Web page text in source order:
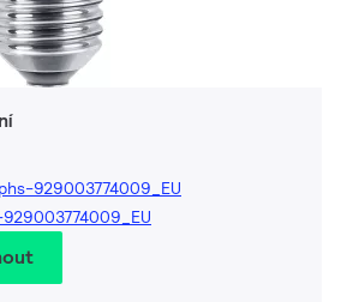
929003774009_EU